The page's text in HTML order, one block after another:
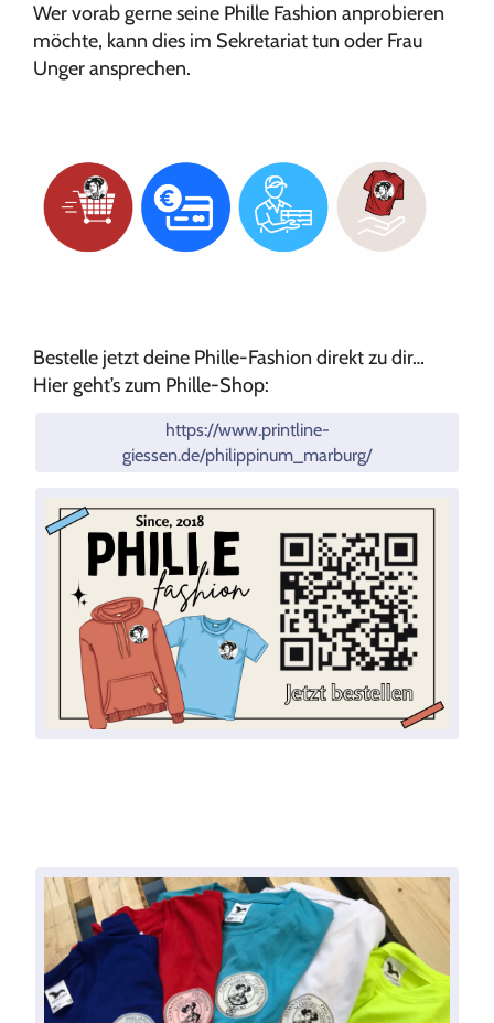
Wer vorab gerne seine Phille Fashion anprobieren
möchte, kann dies im Sekretariat tun oder Frau
Unger ansprechen.
Bestelle jetzt deine Phille-Fashion direkt zu dir…
Hier geht’s zum Phille-Shop:
https://www.printline-
giessen.de/philippinum_marburg/